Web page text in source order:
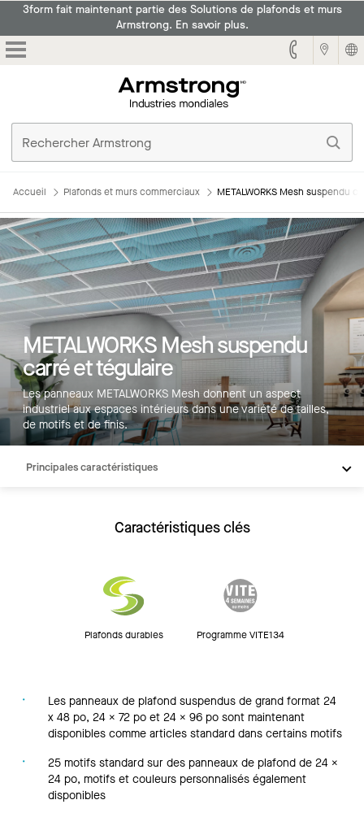
3form fait maintenant partie des Solutions de plafonds et murs
Armstrong. En savoir plus.
Accueil Plafonds et murs commerciaux METALWORKS Mesh suspendu
METALWORKS Mesh suspendu
carré et tégulaire
Les panneaux METALWORKS Mesh donnent un aspect
industriel aux espaces intérieurs dans une variété de tailles,
de motifs et de finis.
Principales caractéristiques
Caractéristiques clés
Plafonds durables Programme VITE134
Les panneaux de plafond suspendus de grand format 24
x 48 po, 24 x 72 po et 24 x 96 po sont maintenant
disponibles comme articles standard dans certains motifs
25 motifs standard sur des panneaux de plafond de 24 x
24 po, motifs et couleurs personnalisés également
disponibles